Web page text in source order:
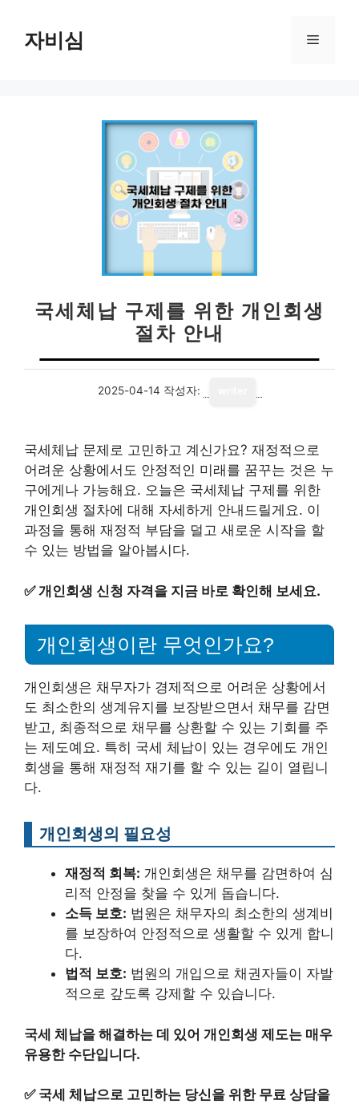
자비심 메
국세체납 구제를 위한 개인회생
절차 안내
2025-04-14 작성자:
국세체납 문제로 고민하고 계신가요? 재정적으로
어려운 상황에서도 안정적인 미래를 꿈꾸는 것은 누
구에게나 가능해요. 오늘은 국세체납 구제를 위한
개인회생 절차에 대해 자세하게 안내드릴게요. 이
과정을 통해 재정적 부담을 덜고 새로운 시작을 할
수 있는 방법을 알아봅시다.
✅개인회생 신청 자격을 지금 바로 확인해 보세요.
개인회생이란 무엇인가요?
개인회생은 채무자가 경제적으로 어려운 상황에서
도 최소한의 생계유지를 보장받으면서 채무를 감면
받고, 최종적으로 채무를 상환할 수 있는 기회를 주
는 제도예요. 특히 국세 체납이 있는 경우에도 개인
회생을 통해 재정적 재기를 할 수 있는 길이 열립니
다.
개인회생의 필요성
재정적 회복: 개인회생은 채무를 감면하여 심
리적 안정을 찾을 수 있게 돕습니다.
소득 보호: 법원은 채무자의 최소한의 생계비
를 보장하여 안정적으로 생활할 수 있게 합니
다.
법적 보호: 법원의 개입으로 채권자들이 자발
적으로 갚도록 강제할 수 있습니다.
국세 체납을 해결하는 데 있어 개인회생 제도는 매우
유용한 수단입니다.
✅ 국세 체납으로 고민하는 당신을 위한 무료 상담을